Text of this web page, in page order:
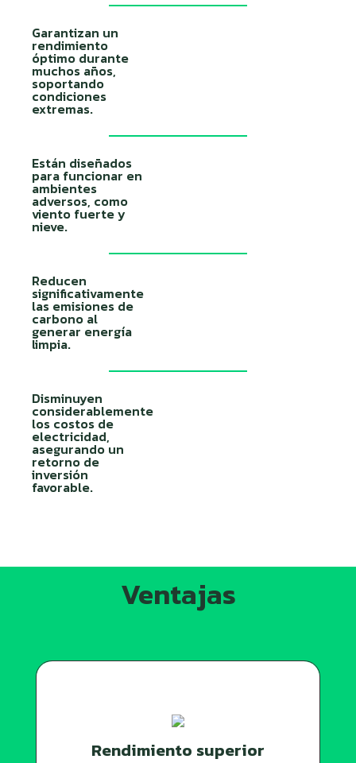
Garantizan un
rendimiento
óptimo durante
muchos años,
soportando
condiciones
extremas.
Están diseñados
para funcionar en
ambientes
adversos, como
viento fuerte y
nieve.
Reducen
significativamente
las emisiones de
carbono al
generar energía
limpia.
Disminuyen
considerablemente
los costos de
electricidad,
asegurando un
retorno de
inversión
favorable.
Ventajas
Rendimiento superior